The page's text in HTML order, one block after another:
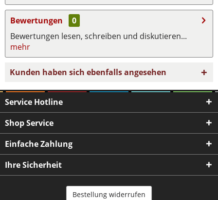
Bewertungen
0
Bewertungen lesen, schreiben und diskutieren...
mehr
Kunden haben sich ebenfalls angesehen
Service Hotline
Shop Service
Einfache Zahlung
Ihre Sicherheit
Bestellung widerrufen